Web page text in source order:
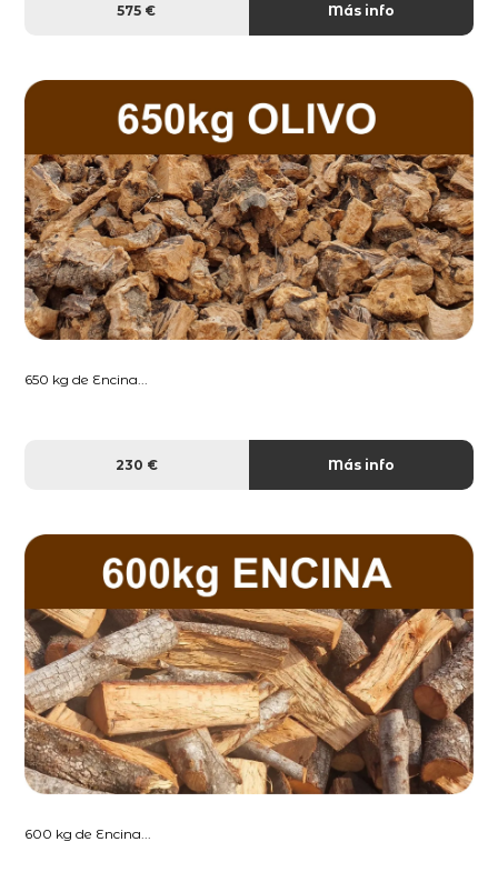
575 € Más info
650 kg de Encina...
230 € Más info
600 kg de Encina...